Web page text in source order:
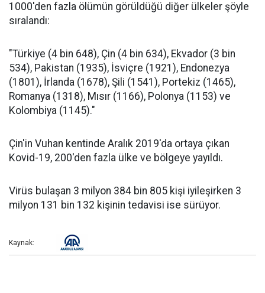
1000'den fazla ölümün görüldüğü diğer ülkeler şöyle
sıralandı:
"Türkiye (4 bin 648), Çin (4 bin 634), Ekvador (3 bin
534), Pakistan (1935), İsviçre (1921), Endonezya
(1801), İrlanda (1678), Şili (1541), Portekiz (1465),
Romanya (1318), Mısır (1166), Polonya (1153) ve
Kolombiya (1145)."
Çin'in Vuhan kentinde Aralık 2019'da ortaya çıkan
Kovid-19, 200'den fazla ülke ve bölgeye yayıldı.
Virüs bulaşan 3 milyon 384 bin 805 kişi iyileşirken 3
milyon 131 bin 132 kişinin tedavisi ise sürüyor.
Kaynak: